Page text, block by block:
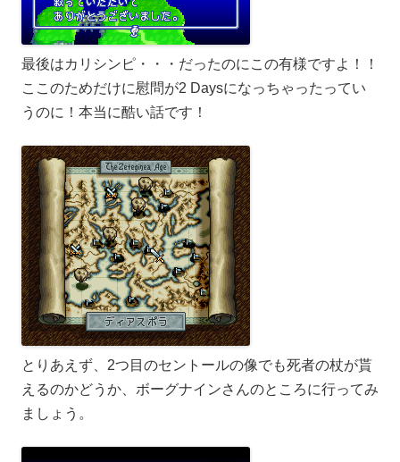
最後はカリシンピ・・・だったのにこの有様ですよ！！
ここのためだけに慰問が2 Daysになっちゃったってい
うのに！本当に酷い話です！
とりあえず、2つ目のセントールの像でも死者の杖が貰
えるのかどうか、ボーグナインさんのところに行ってみ
ましょう。